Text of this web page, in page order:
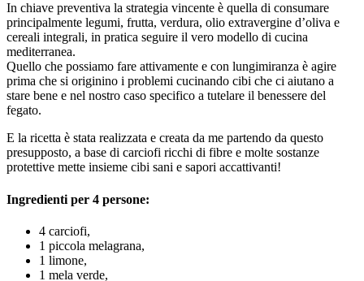
In chiave preventiva la strategia vincente è quella di consumare
principalmente legumi, frutta, verdura, olio extravergine d’oliva e
cereali integrali, in pratica seguire il vero modello di cucina
mediterranea.
Quello che possiamo fare attivamente e con lungimiranza è agire
prima che si originino i problemi cucinando cibi che ci aiutano a
stare bene e nel nostro caso specifico a tutelare il benessere del
fegato.
E la ricetta è stata realizzata e creata da me partendo da questo
presupposto, a base di carciofi ricchi di fibre e molte sostanze
protettive mette insieme cibi sani e sapori accattivanti!
Ingredienti per 4 persone:
4 carciofi,
1 piccola melagrana,
1 limone,
1 mela verde,